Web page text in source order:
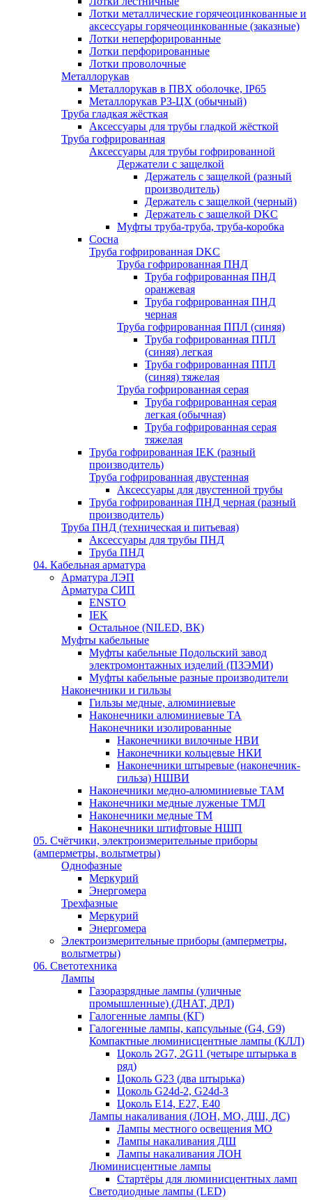
Лотки металлические горячеоцинкованные и
аксессуары горячеоцинкованные (заказные)
Лотки неперфорированные
Лотки перфорированные
Лотки проволочные
Металлорукав
Металлорукав в ПВХ оболочке, IP65
Металлорукав РЗ-ЦХ (обычный)
Труба гладкая жёсткая
Аксессуары для трубы гладкой жёсткой
Труба гофрированная
Аксессуары для трубы гофрированной
Держатели с защелкой
Держатель с защелкой (разный
производитель)
Держатель с защелкой (черный)
Держатель с защелкой DKC
Муфты труба-труба, труба-коробка
Сосна
Труба гофрированная DKC
Труба гофрированная ПНД
Труба гофрированная ПНД
оранжевая
Труба гофрированная ПНД
черная
Труба гофрированная ППЛ (синяя)
Труба гофрированная ППЛ
(синяя) легкая
Труба гофрированная ППЛ
(синяя) тяжелая
Труба гофрированная серая
Труба гофрированная серая
легкая (обычная)
Труба гофрированная серая
тяжелая
Труба гофрированная IEK (разный
производитель)
Труба гофрированная двустенная
Аксессуары для двустенной трубы
Труба гофрированная ПНД черная (разный
производитель)
Труба ПНД (техническая и питьевая)
Аксессуары для трубы ПНД
Труба ПНД
04. Кабельная арматура
Арматура ЛЭП
Арматура СИП
ENSTO
IEK
Остальное (NILED, ВК)
Муфты кабельные
Муфты кабельные Подольский завод
электромонтажных изделий (ПЗЭМИ)
Муфты кабельные разные производители
Наконечники и гильзы
Гильзы медные, алюминиевые
Наконечники алюминиевые ТА
Наконечники изолированные
Наконечники вилочные НВИ
Наконечники кольцевые НКИ
Наконечники штыревые (наконечник-
гильза) НШВИ
Наконечники медно-алюминиевые ТАМ
Наконечники медные луженые ТМЛ
Наконечники медные ТМ
Наконечники штифтовые НШП
05. Счётчики, электроизмерительные приборы
(амперметры, вольтметры)
Однофазные
Меркурий
Энергомера
Трехфазные
Меркурий
Энергомера
Электроизмерительные приборы (амперметры,
вольтметры)
06. Светотехника
Лампы
Газоразрядные лампы (уличные
промышленные) (ДНАТ, ДРЛ)
Галогенные лампы (КГ)
Галогенные лампы, капсульные (G4, G9)
Компактные люминисцентные лампы (КЛЛ)
Цоколь 2G7, 2G11 (четыре штырька в
ряд)
Цоколь G23 (два штырька)
Цоколь G24d-2, G24d-3
Цоколь Е14, Е27, Е40
Лампы накаливания (ЛОН, МО, ДШ, ДС)
Лампы местного освещения МО
Лампы накаливания ДШ
Лампы накаливания ЛОН
Люминисцентные лампы
Стартёры для люминисцентных ламп
Светодиодные лампы (LED)